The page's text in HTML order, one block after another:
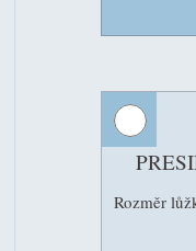
Rozměr